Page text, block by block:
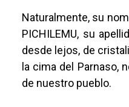
Naturalmente, su
PICHILEMU, su
desde lejos, de
la cima del Parnaso,
de nuestro pueblo.